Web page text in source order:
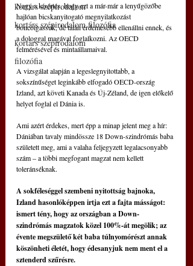
kortárs szépirodalom
kortárs szépirodalom filozófia
kortárs szépirodalom
filozófia
Nagy a kísértés, hogy ezt a már-már a lenyűgözőbe
hajlóan bicskanyitogató megnyilatkozást
boncolgassuk, de talán érdemesebb ellenállni ennek, és
a dologgal magával foglalkozni. Az OECD
felmérésével és mintaállamaival.
A vizsgálat alapján a legeslegnyitottabb, a
sokszínűséget leginkább elfogadó OECD-ország
Izland, azt követi Kanada és Új-Zéland, de igen előkelő
helyet foglal el Dánia is.
Ami azért érdekes, mert épp a minap jelent meg a hír:
Dániában tavaly mindössze 18 Down-szindrómás baba
született meg, ami a valaha feljegyzett legalacsonyabb
szám – a többi megfogant magzat nem kellett
toleránséknak.
A sokféleséggel szembeni nyitottság bajnoka,
Izland hasonlóképpen irtja ezt a fajta másságot:
ismert tény, hogy az országban a Down-
szindrómás magzatok közel 100%-át megölik; az
évente megszülető két baba túlnyomórészt annak
köszönheti életét, hogy édesanyjuk nem ment el a
sztenderd szűrésre.